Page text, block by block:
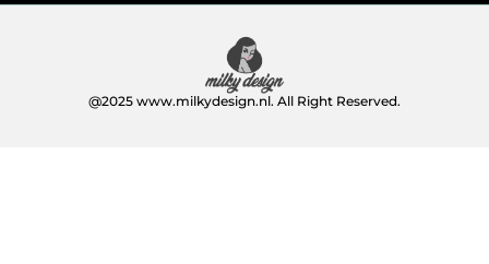
@2025 www.milkydesign.nl. All Right Reserved.